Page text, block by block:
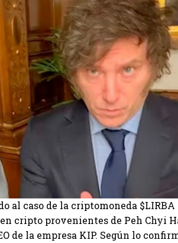
al caso de la criptomoneda
cripto provenientes de Peh Chyi
de la empresa KIP. Según lo